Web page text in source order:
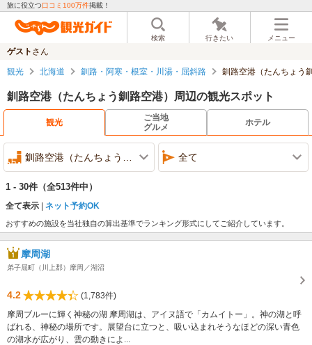
旅に役立つ口コミ100万件掲載！
検索 行きたい メニュー
ゲスト さん
観光 北海道 釧路・阿寒・根室・川湯・屈斜路 釧路空港（たんちょう
釧路空港（たんちょう釧路空港）周辺の観光スポット
観光
ご当地
グルメ
ホテル
釧路空港（たんちょう釧路空港）周辺 全て
1 - 30件 （全513件中）
全て表示 ネット予約OK
おすすめの施設を当社独自の算出基準でランキング形式にしてご紹介しています。
摩周湖
弟子屈町（川上郡）摩周／湖沼
4.2
(1,783件)
摩周ブルーに輝く神秘の湖 摩周湖は、アイヌ語で「カムイトー」。神の湖と呼
ばれる、神秘の場所です。展望台に立つと、吸い込まれそうなほどの深い青色
の湖水が広がり、雲の動きによ...